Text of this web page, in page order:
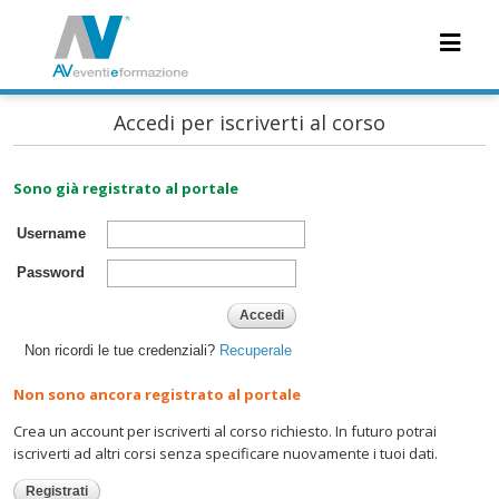
Accedi per iscriverti al corso
Sono già registrato al portale
Username
Password
Accedi
Non ricordi le tue credenziali? Recuperale
Non sono ancora registrato al portale
Crea un account per iscriverti al corso richiesto. In futuro potrai
iscriverti ad altri corsi senza specificare nuovamente i tuoi dati.
Registrati